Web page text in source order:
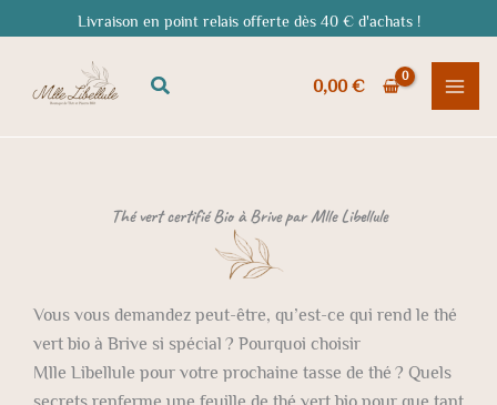
au
Livraison en point relais offerte dès 40 € d'achats !
Rechercher 0,00€
Thé vert certifié Bio à Brive par Mlle Libellule
Vous vous demandez peut-être, qu’est-ce qui rend le thé
vert bio à Brive si spécial ? Pourquoi choisir
Mlle Libellule pour votre prochaine tasse de thé ? Quels